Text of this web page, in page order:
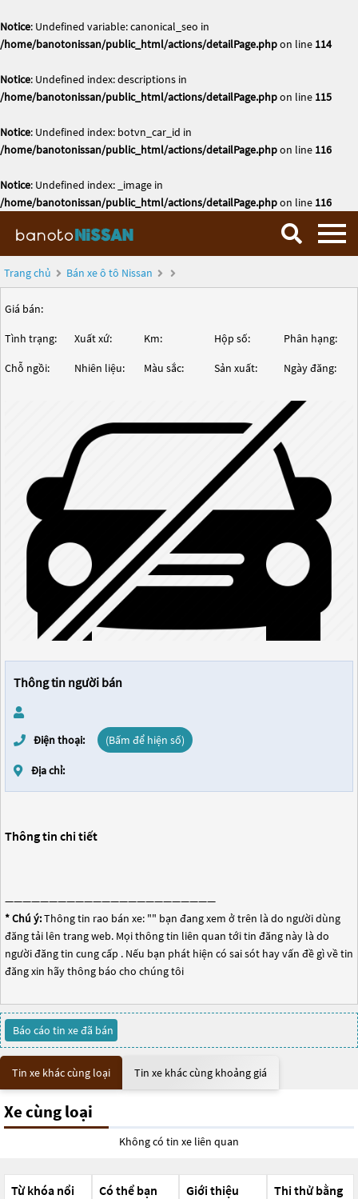
Notice: Undefined variable: canonical_seo in
/home/banotonissan/public_html/actions/detailPage.phpon line 114
Notice: Undefined index: descriptions in
/home/banotonissan/public_html/actions/detailPage.phpon line 115
Notice: Undefined index: botvn_car_id in
/home/banotonissan/public_html/actions/detailPage.phpon line 116
Notice: Undefined index: _image in
/home/banotonissan/public_html/actions/detailPage.phpon line 116
Trang chủ Bán xe ô tô Nissan
Giá bán:
Tình trạng: Xuất xứ: Km: Hộp số: Phân hạng:
Chỗ ngồi: Nhiên liệu: Màu sắc: Sản xuất: Ngày đăng:
Thông tin người bán
Điện thoại: (Bấm để hiện số)
Địa chỉ:
Thông tin chi tiết
————————————————————————
* Chú ý:Thông tin rao bán xe: "" bạn đang xem ở trên là do người dùng
đăng tải lên trang web. Mọi thông tin liên quan tới tin đăng này là do
người đăng tin cung cấp . Nếu bạn phát hiện có sai sót hay vấn đề gì về tin
đăng xin hãy thông báo cho chúng tôi
Báo cáo tin xe đã bán
Tin xe khác cùng loại Tin xe khác cùng khoảng giá
Xe cùng loại
Không có tin xe liên quan
Từ khóa nổi
Có thể bạn
Giới thiệu
Thi thử bằng